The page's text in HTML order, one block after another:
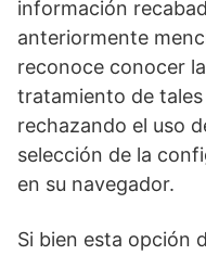
información
anteriormente
reconoce conocer
tratamiento de
rechazando el uso
selección de la
en su navegador.
Si bien esta opción